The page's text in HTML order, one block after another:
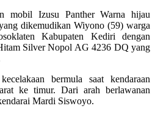
mobil Izusu Panther Warna hijau
dikemudikan Wiyono (59) warga
Kabupaten Kediri dengan
Silver Nopol AG 4236 DQ yang
bermula saat kendaraan
ke timur. Dari arah berlawanan
Mardi Siswoyo.